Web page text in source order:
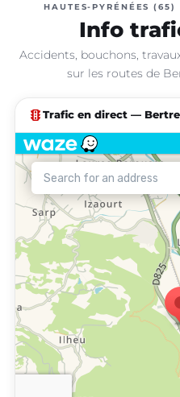
HAUTES-PYRÉNÉES (65)
Info
Accidents, bouchons,
sur les routes de
traffic Trafic en direct —